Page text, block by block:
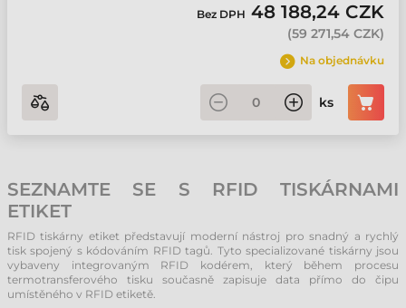
Bez DPH 48 188,24 CZK
(59 271,54 CZK)
Na objednávku
ks
SEZNAMTE SE S RFID TISKÁRNAMI
ETIKET
RFID tiskárny etiket představují moderní nástroj pro snadný a rychlý
tisk spojený s kódováním RFID tagů. Tyto specializované tiskárny jsou
vybaveny integrovaným RFID kodérem, který během procesu
termotransferového tisku současně zapisuje data přímo do čipu
umístěného v RFID etiketě.